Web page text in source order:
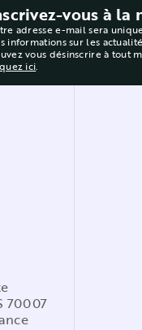
vous à la
adresse e-mail sera
informations sur les
vous désinscrire à tout
ici.
70007